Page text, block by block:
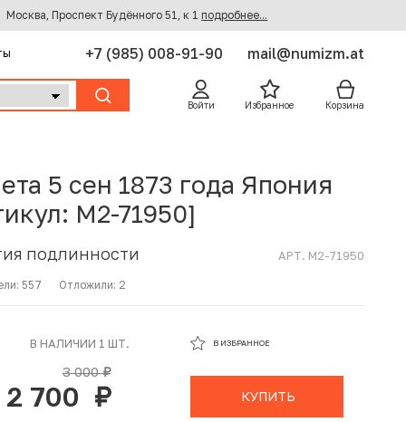
Москва, Проспект Будённого 51, к 1 подробнее...
+7 (985) 008-91-90 mail@numizm.at
Войти Избранное Корзина
5 сен 1873 года Япония
M2-71950]
ПОДЛИННОСТИ АРТ. M2-71950
557 Отложили: 2
В НАЛИЧИИ 1 ШТ.
3 000руб.
2 700 руб.
В ИЗБРАННОЕ
КУПИТЬ